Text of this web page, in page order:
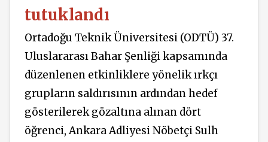
tutuklandı
Ortadoğu Teknik Üniversitesi (ODTÜ) 37.
Uluslararası Bahar Şenliği kapsamında
düzenlenen etkinliklere yönelik ırkçı
grupların saldırısının ardından hedef
gösterilerek gözaltına alınan dört
öğrenci, Ankara Adliyesi Nöbetçi Sulh